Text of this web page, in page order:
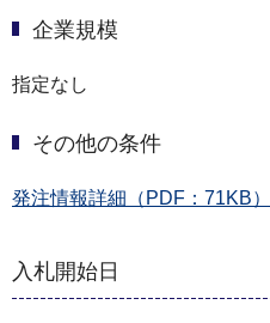
企業規模
指定なし
その他の条件
発注情報詳細（PDF：71KB）
入札開始日